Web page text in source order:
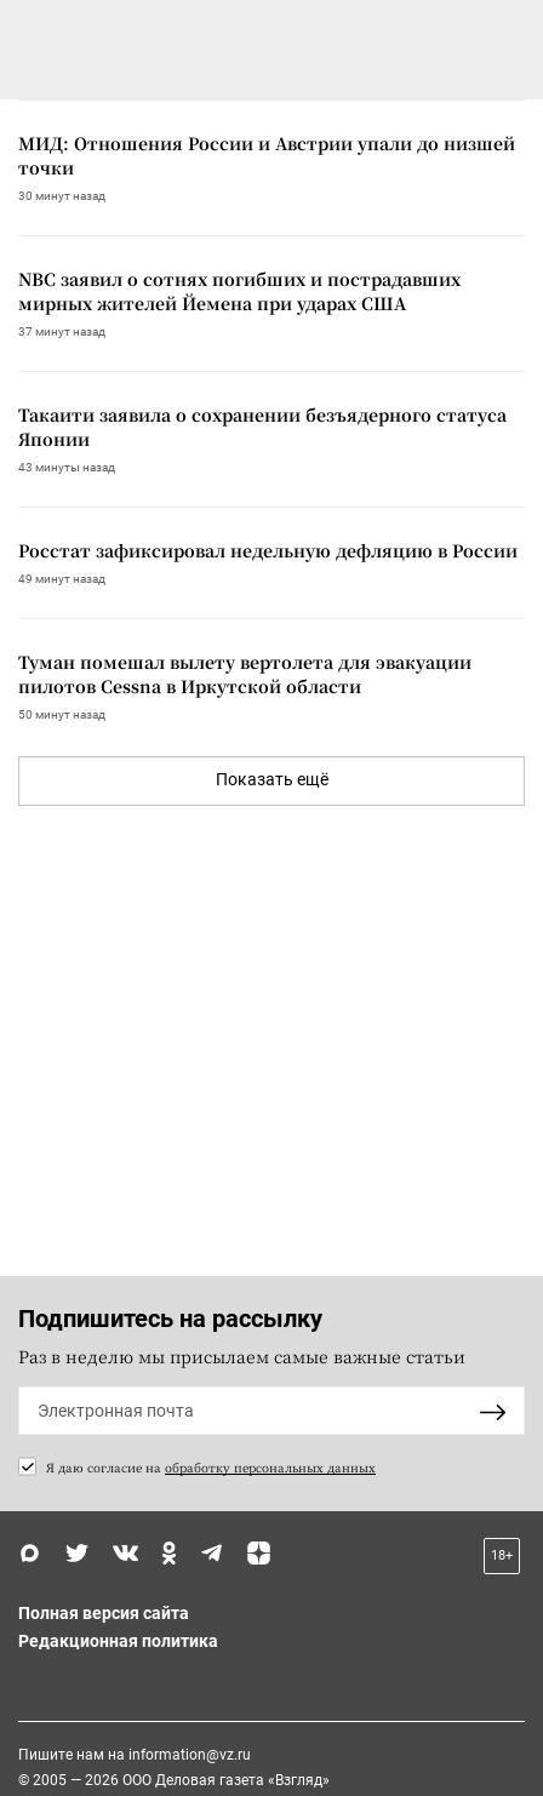
МИД: Отношения России и Австрии упали до низшей
точки
30 минут назад
NBC заявил о сотнях погибших и пострадавших
мирных жителей Йемена при ударах США
37 минут назад
Такаити заявила о сохранении безъядерного статуса
Японии
43 минуты назад
Росстат зафиксировал недельную дефляцию в России
49 минут назад
Туман помешал вылету вертолета для эвакуации
пилотов Cessna в Иркутской области
50 минут назад
Показать ещё
Подпишитесь на рассылку
Раз в неделю мы присылаем самые важные статьи
Я даю согласие на обработку персональных данных
18+
Полная версия сайта
Редакционная политика
Пишите нам на information@vz.ru
© 2005 — 2026 ООО Деловая газета «Взгляд»